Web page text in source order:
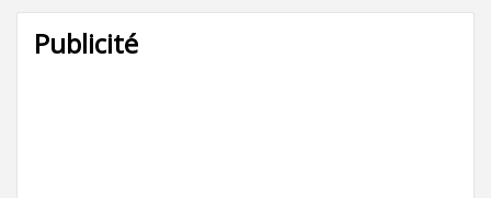
Publicité